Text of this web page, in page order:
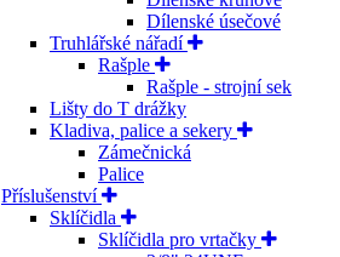
Dílenské úsečové
Truhlářské nářadí
Rašple
Rašple - strojní sek
Lišty do T drážky
Kladiva, palice a sekery
Zámečnická
Palice
Příslušenství
Sklíčidla
Sklíčidla pro vrtačky